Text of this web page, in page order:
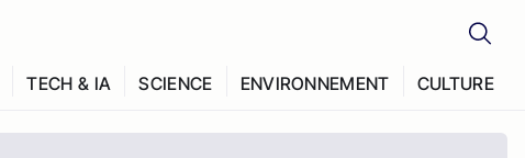
TECH & IA SCIENCE ENVIRONNEMENT CULTURE